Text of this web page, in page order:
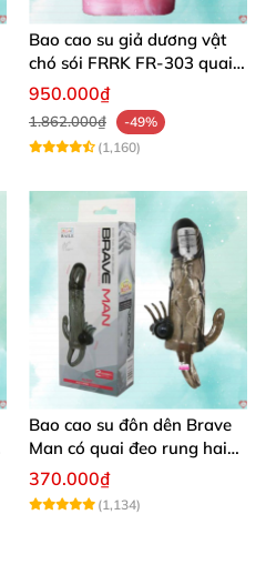
Bao cao su giả dương vật
chó sói FRRK FR-303 quai
đeo siêu kích thích
950.000₫
1.862.000₫
-49%
(1,160)
Bao cao su đôn dên Brave
Man có quai đeo rung hai
đầu phụ
370.000₫
(1,134)